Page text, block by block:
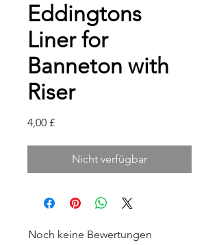
Eddingtons
Liner for
Banneton with
Riser
4,00 £Preis
Nicht verfügbar
Noch keine Bewertungen